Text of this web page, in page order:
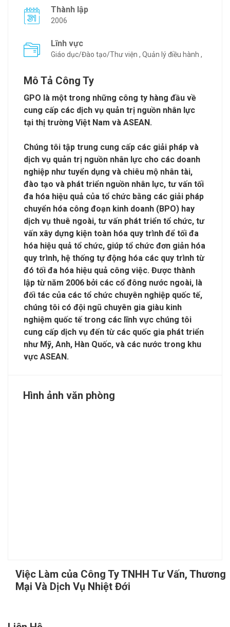
Thành lập
2006
Lĩnh vực
Giáo dục/Đào tạo/Thư viện , Quản lý điều hành ,
Mô Tả Công Ty
GPO là một trong những công ty hàng đầu về
cung cấp các dịch vụ quản trị nguồn nhân lực
tại thị trường Việt Nam và ASEAN.
Chúng tôi tập trung cung cấp các giải pháp và
dịch vụ quản trị nguồn nhân lực cho các doanh
nghiệp như tuyển dụng và chiêu mộ nhân tài,
đào tạo và phát triển nguồn nhân lực, tư vấn tối
đa hóa hiệu quả của tổ chức bằng các giải pháp
chuyển hóa công đoạn kinh doanh (BPO) hay
dịch vụ thuê ngoài, tư vấn phát triển tổ chức, tư
vấn xây dựng kiện toàn hóa quy trình để tối đa
hóa hiệu quả tổ chức, giúp tổ chức đơn giản hóa
quy trình, hệ thống tự động hóa các quy trình từ
đó tối đa hóa hiệu quả công việc. Được thành
lập từ năm 2006 bởi các cổ đông nước ngoài, là
đối tác của các tổ chức chuyên nghiệp quốc tế,
chúng tôi có đội ngũ chuyên gia giàu kinh
nghiệm quốc tế trong các lĩnh vực chúng tôi
cung cấp dịch vụ đến từ các quốc gia phát triển
như Mỹ, Anh, Hàn Quốc, và các nước trong khu
vực ASEAN.
Hình ảnh văn phòng
Việc Làm của Công Ty TNHH Tư Vấn, Thương
Mại Và Dịch Vụ Nhiệt Đới